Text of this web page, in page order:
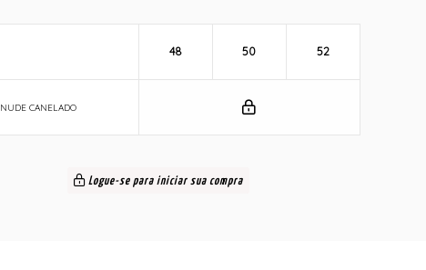
NUDE CANELADO
48 50 52
Logue-se para iniciar sua compra